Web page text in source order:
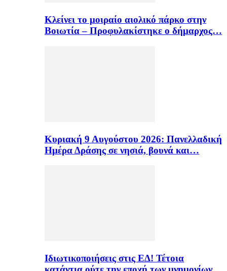
Κλείνει το μοιραίο αιολικό πάρκο στην
Βοιωτία – Προφυλακίστηκε ο δήμαρχος…
Κυριακή 9 Αυγούστου 2026: Πανελλαδική
Ημέρα Δράσης σε νησιά, βουνά και…
Ιδιωτικοποιήσεις στις ΕΔ! Τέτοια